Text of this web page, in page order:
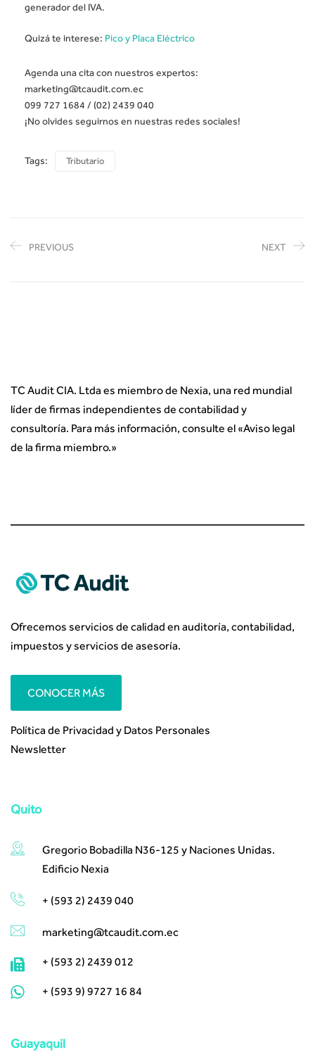
generador del IVA.
Quizá te interese: Pico y Placa Eléctrico
Agenda una cita con nuestros expertos:
marketing@tcaudit.com.ec
099 727 1684 / (02) 2439 040
¡No olvides seguirnos en nuestras redes sociales!
Tags: Tributario
PREVIOUS NEXT
TC Audit CIA. Ltda es miembro de Nexia, una red mundial
líder de firmas independientes de contabilidad y
consultoría. Para más información, consulte el «Aviso legal
de la firma miembro.»
Ofrecemos servicios de calidad en auditoría, contabilidad,
impuestos y servicios de asesoría.
CONOCER MÁS
Política de Privacidad y Datos Personales
Newsletter
Quito
Gregorio Bobadilla N36-125 y Naciones Unidas.
Edificio Nexia
+ (593 2) 2439 040
marketing@tcaudit.com.ec​ ​
+ (593 2) 2439 012
+ (593 9) 9727 16 84
Guayaquil